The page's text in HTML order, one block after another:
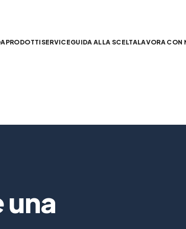
PRODOTTISERVICEGUIDA ALLA SCELTALAVORA CON
una